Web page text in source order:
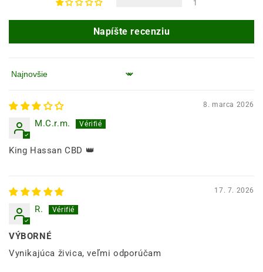
1
Napíšte recenziu
Zoradiť podľa
8. marca 2026
M.C.r.m.
King Hassan CBD 👑
17. 7. 2026
R.
VÝBORNÉ
Vynikajúca živica, veľmi odporúčam